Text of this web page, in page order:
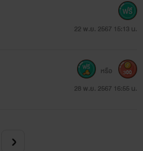
22 พ.ย. 2567 15:13 น.
28 พ.ย. 2567 16:55 น.
หรือ 300